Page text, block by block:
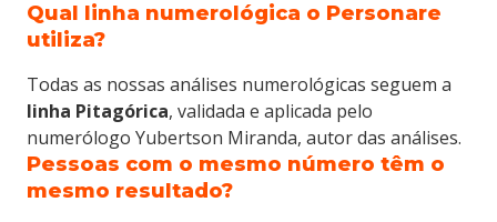
Qual linha numerológica o Personare
utiliza?
Todas as nossas análises numerológicas seguem a
linha Pitagórica, validada e aplicada pelo
numerólogo Yubertson Miranda, autor das análises.
Pessoas com o mesmo número têm o
mesmo resultado?